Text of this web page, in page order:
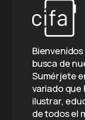
busca de
Sumérjete
variado que
ilustrar,
de todos el